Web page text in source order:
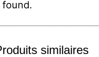
similaires